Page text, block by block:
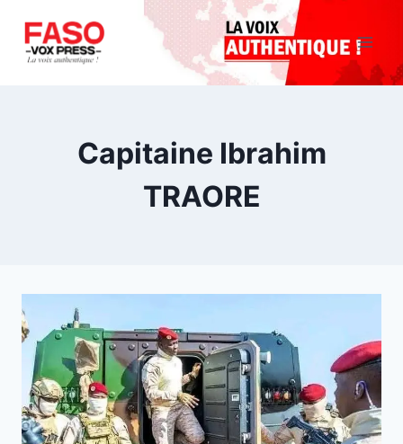
contenu
Capitaine Ibrahim
TRAORE